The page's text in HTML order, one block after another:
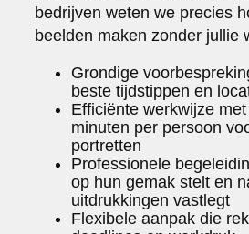
bedrijven weten we precies
beelden maken zonder jullie
Grondige
beste tijdstippen en
Efficiënte werkwijze
minuten per persoon
portretten
Professionele
op hun gemak stelt en
uitdrukkingen vastlegt
Flexibele aanpak die